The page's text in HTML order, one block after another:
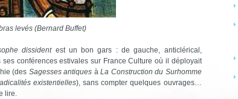
levés (Bernard Buffet)
dissidentest un bon gars : de gauche, anticlérical,
ses conférences estivales sur France Culture où il déployait
(des Sagesses antiques à La Construction du Surhomme
existentielles), sans compter quelques ouvrages…
lire.